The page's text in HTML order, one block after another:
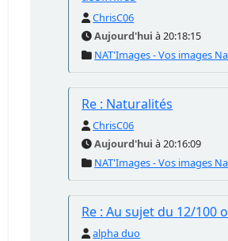
ChrisC06
Aujourd'hui à 20:18:15
NAT'Images - Vos images
Re : Naturalités
ChrisC06
Aujourd'hui à 20:16:09
NAT'Images - Vos images
Re : Au sujet du 12/100
alpha duo